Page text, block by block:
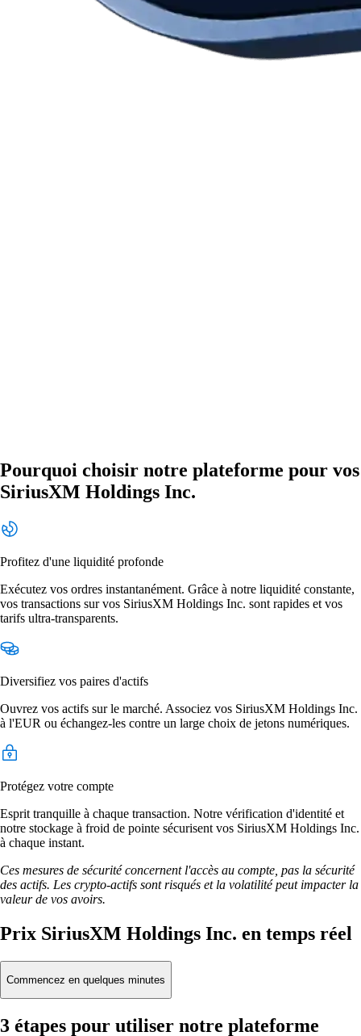
Pourquoi choisir notre plateforme pour vos
SiriusXM Holdings Inc.
Profitez d'une liquidité profonde
Exécutez vos ordres instantanément. Grâce à notre liquidité constante,
vos transactions sur vos SiriusXM Holdings Inc. sont rapides et vos
tarifs ultra-transparents.
Diversifiez vos paires d'actifs
Ouvrez vos actifs sur le marché. Associez vos SiriusXM Holdings Inc.
à l'EUR ou échangez-les contre un large choix de jetons numériques.
Protégez votre compte
Esprit tranquille à chaque transaction. Notre vérification d'identité et
notre stockage à froid de pointe sécurisent vos SiriusXM Holdings Inc.
à chaque instant.
Ces mesures de sécurité concernent l'accès au compte, pas la sécurité
des actifs. Les crypto-actifs sont risqués et la volatilité peut impacter la
valeur de vos avoirs.
Prix SiriusXM Holdings Inc. en temps réel
Commencez en quelques minutes
3 étapes pour utiliser notre plateforme